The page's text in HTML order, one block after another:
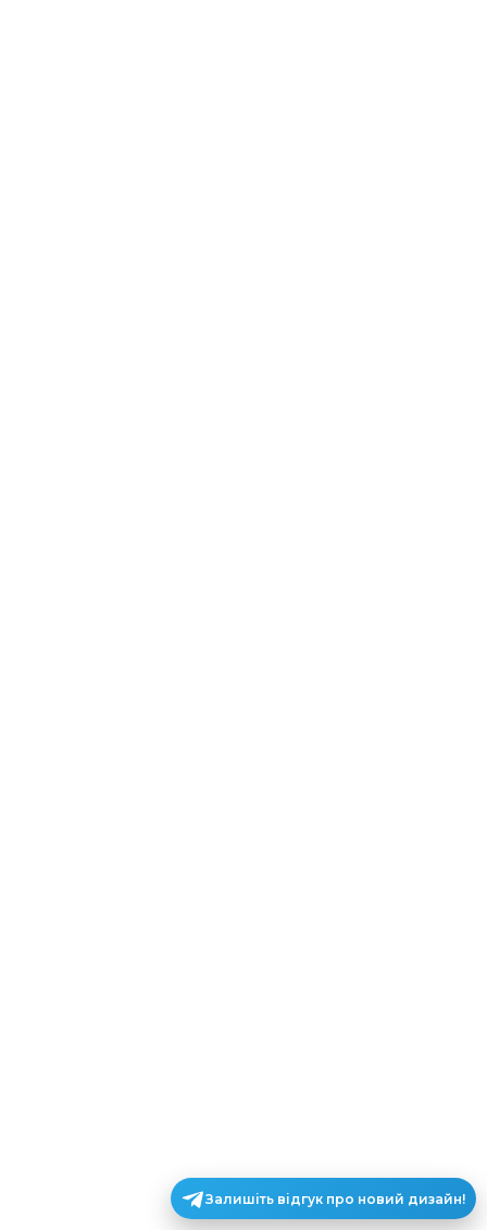
Залишіть відгук про новий дизайн!